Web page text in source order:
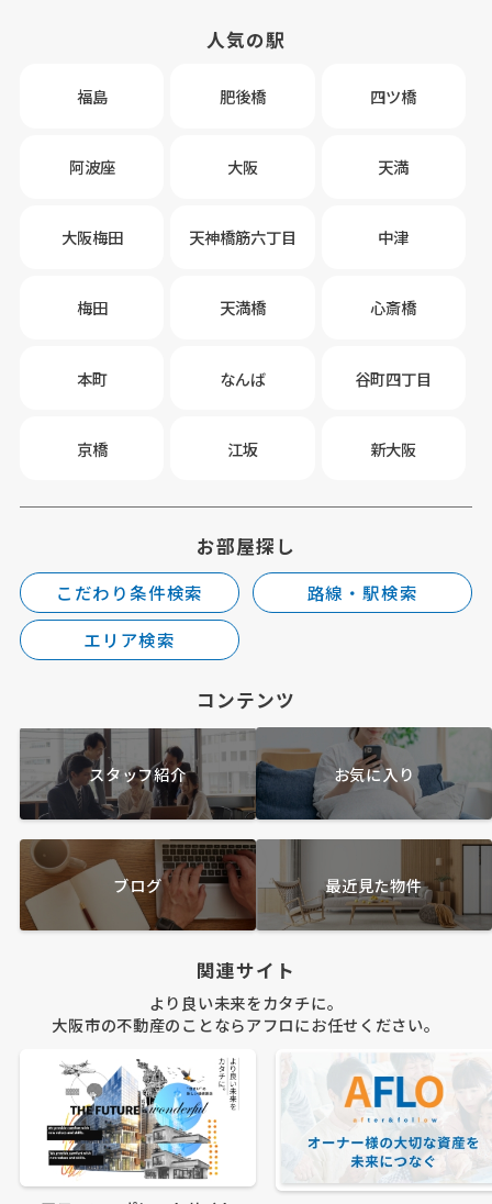
人気の駅
福島 肥後橋 四ツ橋
阿波座 大阪 天満
大阪梅田 天神橋筋六丁目 中津
梅田 天満橋 心斎橋
本町 なんば 谷町四丁目
京橋 江坂 新大阪
お部屋探し
こだわり条件検索
路線・駅検索
エリア検索
コンテンツ
スタッフ紹介 お気に入り
ブログ 最近見た物件
関連サイト
より良い未来をカタチに。
大阪市の不動産のことならアフロにお任せください。